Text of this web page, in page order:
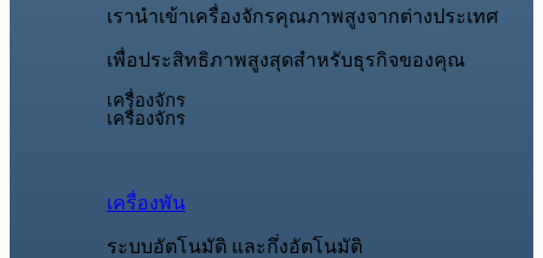
เรานำเข้าเครื่องจักรคุณภาพสูงจากต่างประเทศ
เพื่อประสิทธิภาพสูงสุดสำหรับธุรกิจของคุณ
เครื่องจักร
เครื่องจักร
เครื่องพัน
ระบบอัตโนมัติ และกึ่งอัตโนมัติ